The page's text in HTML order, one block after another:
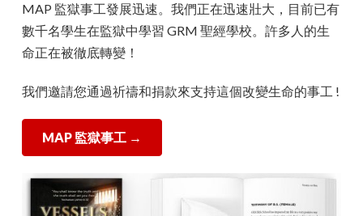
MAP 監獄事工發展迅速。我們正在迅速壯大，目前已有
數千名學生在監獄中學習 GRM 聖經學校。許多人的生
命正在被徹底轉變！
我們邀請您通過祈禱和捐款來支持這個改變生命的事工 !
MAP 監獄事工 →